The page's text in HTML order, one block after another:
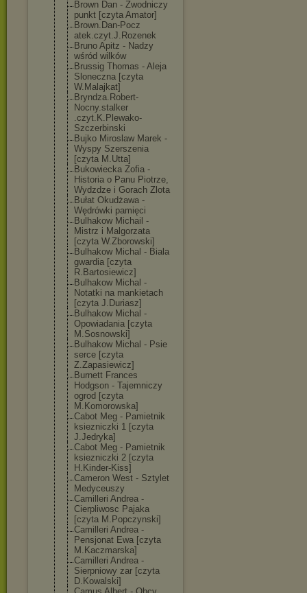
Brown Dan - Zwodniczy
punkt [czyta Amator]
Brown.Dan-Pocz
atek.czyt.J.Rozenek
Bruno Apitz - Nadzy
wśród wilków
Brussig Thomas - Aleja
Sloneczna [czyta
W.Malajkat]
Bryndza.Robert-
Nocny.stalker
.czyt.K.Plewako-
Szczerbinski
Bujko Miroslaw Marek -
Wyspy Szerszenia
[czyta M.Utta]
Bukowiecka Zofia -
Historia o Panu Piotrze,
Wydzdze i Gorach Zlota
Bułat Okudżawa -
Wędrówki pamięci
Bulhakow Michail -
Mistrz i Malgorzata
[czyta W.Zborowski]
Bulhakow Michal - Biala
gwardia [czyta
R.Bartosiewicz]
Bulhakow Michal -
Notatki na mankietach
[czyta J.Duriasz]
Bulhakow Michal -
Opowiadania [czyta
M.Sosnowski]
Bulhakow Michal - Psie
serce [czyta
Z.Zapasiewicz]
Burnett Frances
Hodgson - Tajemniczy
ogrod [czyta
M.Komorowska]
Cabot Meg - Pamietnik
ksiezniczki 1 [czyta
J.Jedryka]
Cabot Meg - Pamietnik
ksiezniczki 2 [czyta
H.Kinder-Kiss]
Cameron West - Sztylet
Medyceuszy
Camilleri Andrea -
Cierpliwosc Pajaka
[czyta M.Popczynski]
Camilleri Andrea -
Pensjonat Ewa [czyta
M.Kaczmarska]
Camilleri Andrea -
Sierpniowy zar [czyta
D.Kowalski]